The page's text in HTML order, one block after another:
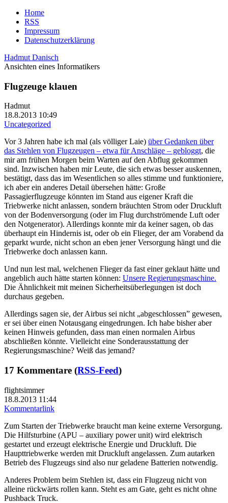
Home
RSS
Impressum
Datenschutzerklärung
Hadmut Danisch
Ansichten eines Informatikers
Flugzeuge klauen
Hadmut
18.8.2013 10:49
Uncategorized
Vor 3 Jahren habe ich mal (als völliger Laie) über Gedanken über
das Stehlen von Flugzeugen – etwa für Anschläge – gebloggt, die
mir am frühen Morgen beim Warten auf den Abflug gekommen
sind. Inzwischen haben mir Leute, die sich etwas besser auskennen,
bestätigt, dass das im Wesentlichen so alles stimme und funktioniere,
ich aber ein anderes Detail übersehen hätte: Große
Passagierflugzeuge könnten im Stand aus eigener Kraft die
Triebwerke nicht anlassen, sondern bräuchten Strom oder Druckluft
von der Bodenversorgung (oder im Flug durchströmende Luft oder
den Notgenerator). Allerdings konnte mir da keiner sagen, ob das
überhaupt ein Hindernis ist, oder ob ein Flieger, der am Vorabend da
geparkt wurde, nicht schon an eben jener Versorgung hängt und die
Triebwerke doch anlassen kann.
Und nun lest mal, welchenen Flieger da fast einer geklaut hätte und
angeblich auch hätte starten können: Unsere Regierungsmaschine.
Die Ähnlichkeit mit meinen Sicherheitsüberlegungen ist doch
durchaus gegeben.
Allerdings sagen sie, der Airbus sei nicht „abgeschlossen” gewesen,
er sei über einen Notausgang eingedrungen. Ich habe bisher aber
keinen Hinweis gefunden, dass man einen normalen Airbus
abschließen könnte. Vielleicht eine Sonderausstattung der
Regierungsmaschine? Weiß das jemand?
17 Kommentare (RSS-Feed)
flightsimmer
18.8.2013 11:44
Kommentarlink
Zum Starten der Triebwerke braucht man keine externe Versorgung.
Die Hilfsturbine (APU – auxiliary power unit) wird elektrisch
gestartet und erzeugt elektrische Energie und Druckluft. Die
Haupttriebwerke werden mit Druckluft angelassen. Zum autarken
Betrieb des Flugzeugs sind also nur geladene Batterien notwendig.
Anderes Problem beim Stehlen ist, dass ein Flugzeug nicht von
alleine rückwärts rollen kann. Steht es am Gate, geht es nicht ohne
Pushback Truck.